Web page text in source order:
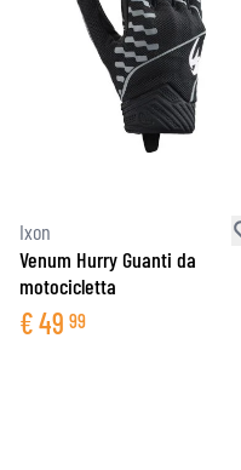
Ixon
Venum Hurry Guanti da
motocicletta
€49 99